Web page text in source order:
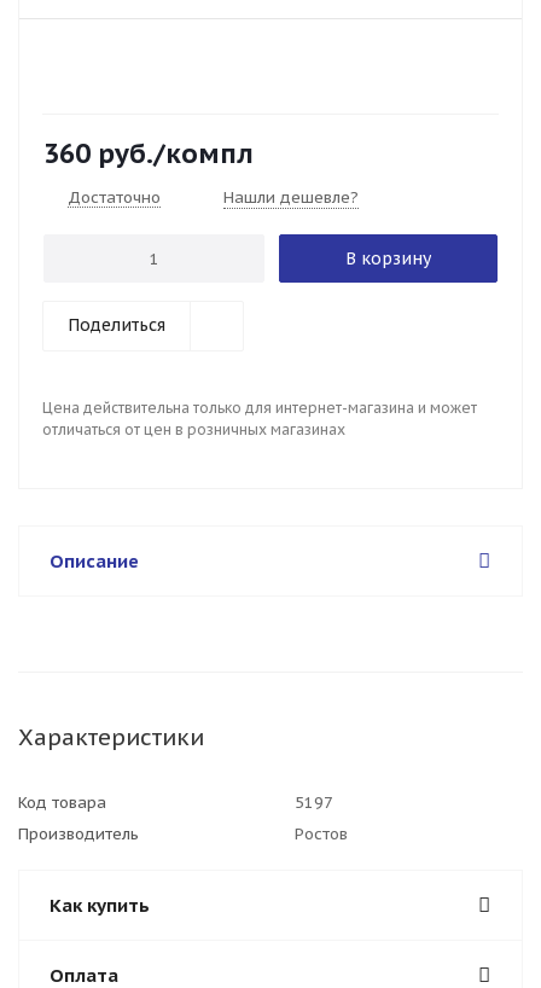
360 руб./компл
Достаточно Нашли дешевле?
В корзину
Поделиться
Цена действительна только для интернет-магазина и может
отличаться от цен в розничных магазинах
Описание
Характеристики
Код товара
5197
Производитель
Ростов
Как купить
Оплата